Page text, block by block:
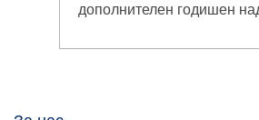
дополнителен годишен